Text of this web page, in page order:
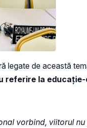
legate de această
referire la
vorbind, viitorul